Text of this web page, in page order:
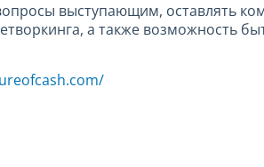
выступающим, оставлять
а также возможность